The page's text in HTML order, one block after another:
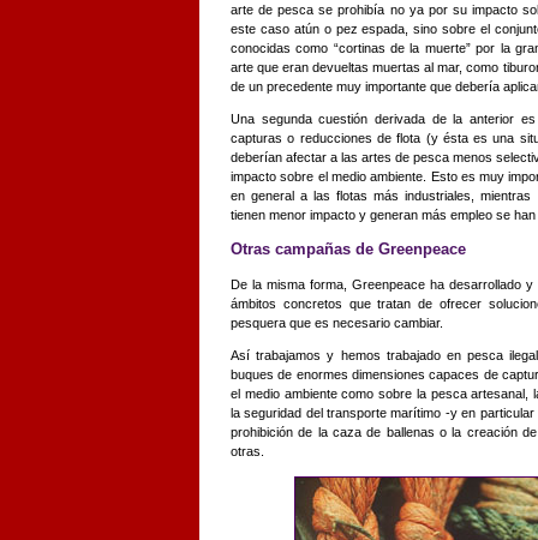
arte de pesca se prohibía no ya por su impacto
este caso atún o pez espada, sino sobre el
conocidas como “cortinas de la muerte” por la
arte que eran devueltas muertas al mar, como
de un precedente muy importante que debería
Una segunda cuestión derivada de la anterior
capturas o reducciones de flota (y ésta es una
deberían afectar a las artes de pesca menos
impacto sobre el medio ambiente. Esto es muy
en general a las flotas más industriales,
tienen menor impacto y generan más empleo se
Otras campañas de Greenpeace
De la misma forma, Greenpeace ha desarrollado
ámbitos concretos que tratan de ofrecer
pesquera que es necesario cambiar.
Así trabajamos y hemos trabajado en pesca
buques de enormes dimensiones capaces de
el medio ambiente como sobre la pesca artesanal,
la seguridad del transporte marítimo -y en
prohibición de la caza de ballenas o la creación
otras.